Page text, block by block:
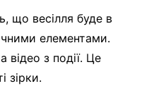
що весілля буде в
елементами.
відео з події. Це
зірки.